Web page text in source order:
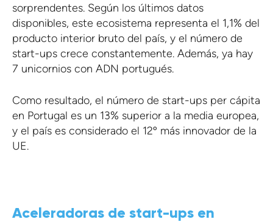
sorprendentes. Según los últimos datos
disponibles, este ecosistema representa el 1,1% del
producto interior bruto del país, y el número de
start-ups crece constantemente. Además, ya hay
7 unicornios con ADN portugués.
Como resultado, el número de start-ups per cápita
en Portugal es un 13% superior a la media europea,
y el país es considerado el 12º más innovador de la
UE.
Aceleradoras de start-ups en